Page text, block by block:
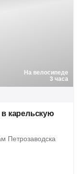
На велосипеде
3 часа
карельскую
Петрозаводска